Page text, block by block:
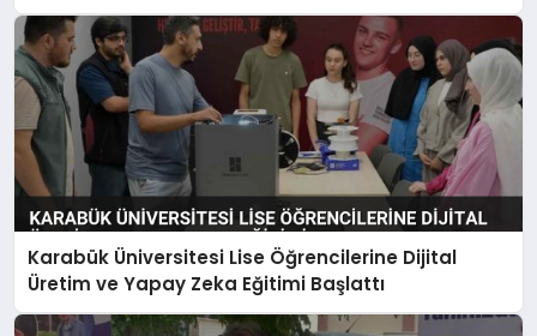
Karabük Üniversitesi Lise Öğrencilerine Dijital
Üretim ve Yapay Zeka Eğitimi Başlattı